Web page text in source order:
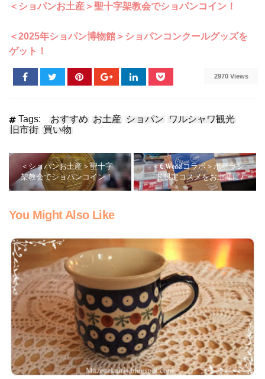
＜ショパンお土産＞聖十字架教会でショパンコイン！
＜2025年ショパン博物館＞ショパンコンクールグッズを
ゲット！
2970 Views
Tags: おすすめ お土産 ショパン
ワルシャワ観光
旧市街 買い物
＜ショパンお土産＞聖十字
架教会でショパンコイン！
＜E.Wedelコラボ＞ポーラン
ド限定コスメをお土産に♪
You Might Also Like